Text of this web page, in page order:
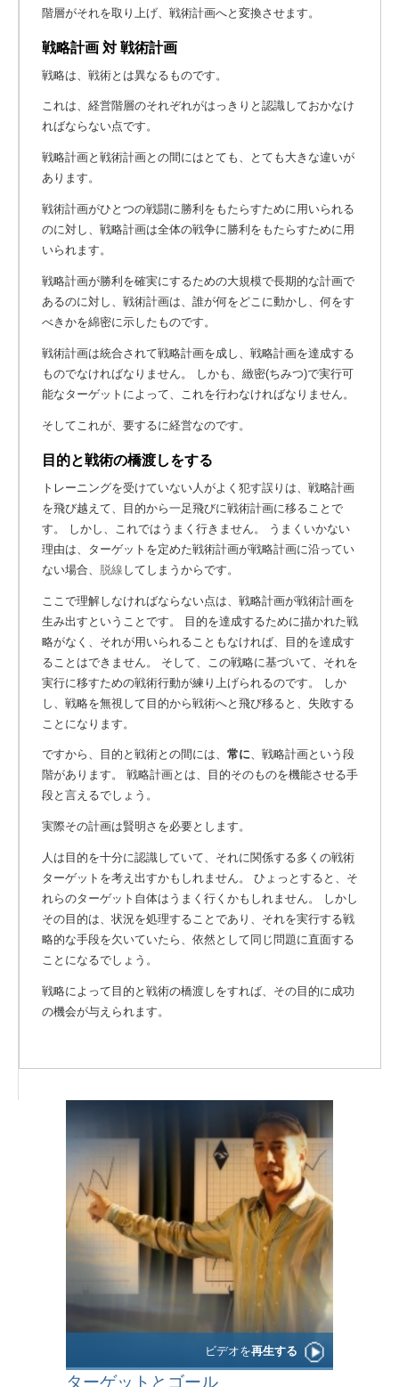
ビデオを再生する
ターゲットとゴール
階層がそれを取り上げ、戦術計画へと変換させます。
戦略計画 対 戦術計画
戦略は、戦術とは異なるものです。
これは、経営階層のそれぞれがはっきりと認識しておかなけ
ればならない点です。
戦略計画と戦術計画との間にはとても、とても大きな違いが
あります。
戦術計画がひとつの戦闘に勝利をもたらすために用いられる
のに対し、戦略計画は全体の戦争に勝利をもたらすために用
いられます。
戦略計画が勝利を確実にするための大規模で長期的な計画で
あるのに対し、戦術計画は、誰が何をどこに動かし、何をす
べきかを綿密に示したものです。
戦術計画は統合されて戦略計画を成し、戦略計画を達成する
ものでなければなりません。 しかも、緻密(ちみつ)で実行可
能なターゲットによって、これを行わなければなりません。
そしてこれが、要するに経営なのです。
目的と戦術の橋渡しをする
トレーニングを受けていない人がよく犯す誤りは、戦略計画
を飛び越えて、目的から一足飛びに戦術計画に移ることで
す。 しかし、これではうまく行きません。 うまくいかない
理由は、ターゲットを定めた戦術計画が戦略計画に沿ってい
ない場合、 脱線 してしまうからです。
ここで理解しなければならない点は、戦略計画が戦術計画を
生み出すということです。
目的を達成するために描かれた戦
略がなく、それが用いられることもなければ、目的を達成す
ることはできません。 そして、この戦略に基づいて、それを
実行に移すための戦術行動が練り上げられるのです。 しか
し、戦略を無視して目的から戦術へと飛び移ると、失敗する
ことになります。
ですから、目的と戦術との間には、 常に、戦略計画という段
階があります。
戦略計画とは、目的そのものを機能させる手
段と言えるでしょう。
実際その計画は賢明さを必要とします。
人は目的を十分に認識していて、それに関係する多くの戦術
ターゲットを考え出すかもしれません。 ひょっとすると、そ
れらのターゲット自体はうまく行くかもしれません。 しかし
その目的は、状況を処理することであり、それを実行する戦
略的な手段を欠いていたら、依然として同じ問題に直面する
ことになるでしょう。
戦略によって目的と戦術の橋渡しをすれば、その目的に成功
の機会が与えられます。